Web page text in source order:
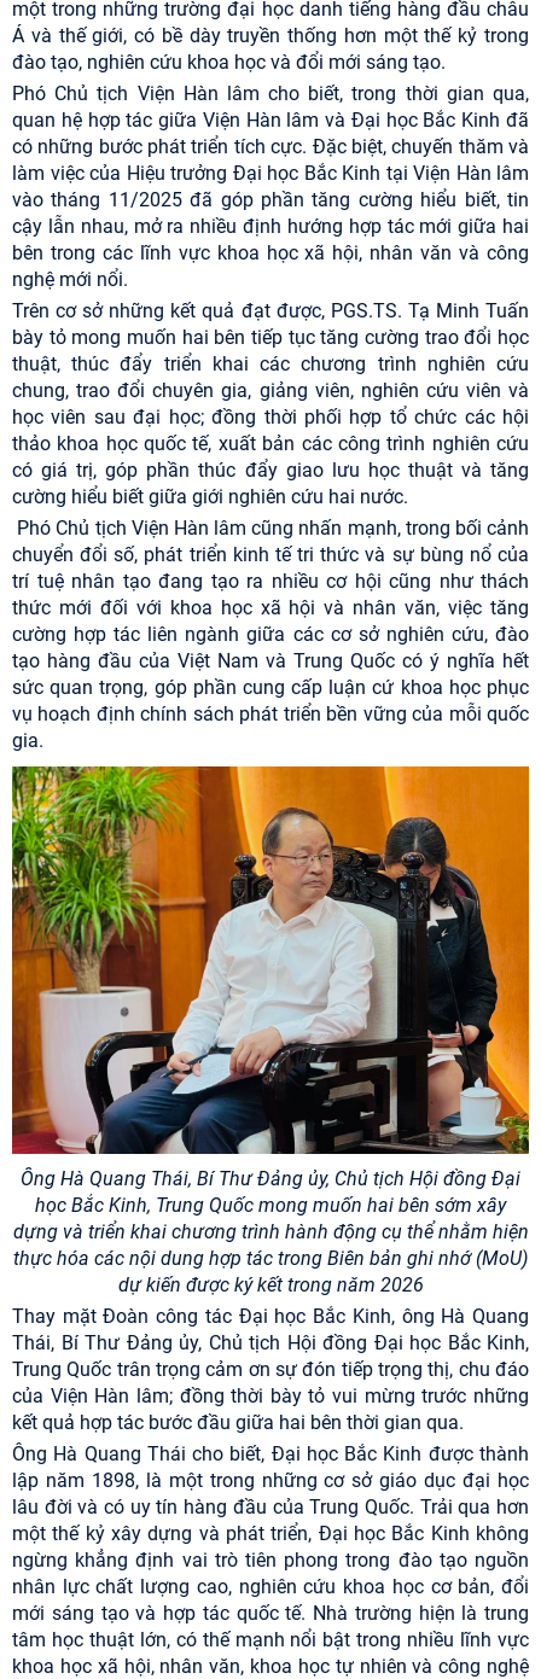
một trong những trường đại học danh tiếng hàng đầu châu
Á và thế giới, có bề dày truyền thống hơn một thế kỷ trong
đào tạo, nghiên cứu khoa học và đổi mới sáng tạo.
Phó Chủ tịch Viện Hàn lâm cho biết, trong thời gian qua,
quan hệ hợp tác giữa Viện Hàn lâm và Đại học Bắc Kinh đã
có những bước phát triển tích cực. Đặc biệt, chuyến thăm và
làm việc của Hiệu trưởng Đại học Bắc Kinh tại Viện Hàn lâm
vào tháng 11/2025 đã góp phần tăng cường hiểu biết, tin
cậy lẫn nhau, mở ra nhiều định hướng hợp tác mới giữa hai
bên trong các lĩnh vực khoa học xã hội, nhân văn và công
nghệ mới nổi.
Trên cơ sở những kết quả đạt được, PGS.TS. Tạ Minh Tuấn
bày tỏ mong muốn hai bên tiếp tục tăng cường trao đổi học
thuật, thúc đẩy triển khai các chương trình nghiên cứu
chung, trao đổi chuyên gia, giảng viên, nghiên cứu viên và
học viên sau đại học; đồng thời phối hợp tổ chức các hội
thảo khoa học quốc tế, xuất bản các công trình nghiên cứu
có giá trị, góp phần thúc đẩy giao lưu học thuật và tăng
cường hiểu biết giữa giới nghiên cứu hai nước.
Phó Chủ tịch Viện Hàn lâm cũng nhấn mạnh, trong bối cảnh
chuyển đổi số, phát triển kinh tế tri thức và sự bùng nổ của
trí tuệ nhân tạo đang tạo ra nhiều cơ hội cũng như thách
thức mới đối với khoa học xã hội và nhân văn, việc tăng
cường hợp tác liên ngành giữa các cơ sở nghiên cứu, đào
tạo hàng đầu của Việt Nam và Trung Quốc có ý nghĩa hết
sức quan trọng, góp phần cung cấp luận cứ khoa học phục
vụ hoạch định chính sách phát triển bền vững của mỗi quốc
gia.
Ông Hà Quang Thái, Bí Thư Đảng ủy, Chủ tịch Hội đồng Đại
học Bắc Kinh, Trung Quốc mong muốn hai bên sớm xây
dựng và triển khai chương trình hành động cụ thể nhằm hiện
thực hóa các nội dung hợp tác trong Biên bản ghi nhớ (MoU)
dự kiến được ký kết trong năm 2026
Thay mặt Đoàn công tác Đại học Bắc Kinh, ông Hà Quang
Thái, Bí Thư Đảng ủy, Chủ tịch Hội đồng Đại học Bắc Kinh,
Trung Quốc trân trọng cảm ơn sự đón tiếp trọng thị, chu đáo
của Viện Hàn lâm; đồng thời bày tỏ vui mừng trước những
kết quả hợp tác bước đầu giữa hai bên thời gian qua.
Ông Hà Quang Thái cho biết, Đại học Bắc Kinh được thành
lập năm 1898, là một trong những cơ sở giáo dục đại học
lâu đời và có uy tín hàng đầu của Trung Quốc. Trải qua hơn
một thế kỷ xây dựng và phát triển, Đại học Bắc Kinh không
ngừng khẳng định vai trò tiên phong trong đào tạo nguồn
nhân lực chất lượng cao, nghiên cứu khoa học cơ bản, đổi
mới sáng tạo và hợp tác quốc tế. Nhà trường hiện là trung
tâm học thuật lớn, có thế mạnh nổi bật trong nhiều lĩnh vực
khoa học xã hội, nhân văn, khoa học tự nhiên và công nghệ